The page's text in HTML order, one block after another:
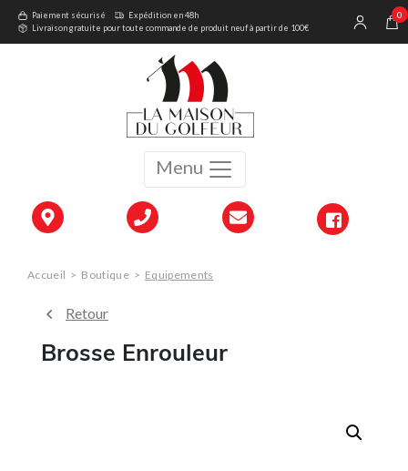
Menu
Paiement sécurisé
Expédition en 48h
Livraison gratuite pour toute commande de produit neuf à partir de 100€
0
Accueil > Boutique > Equipements
Retour
Brosse Enrouleur